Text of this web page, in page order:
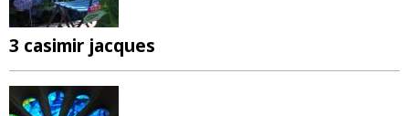
3 casimir jacques